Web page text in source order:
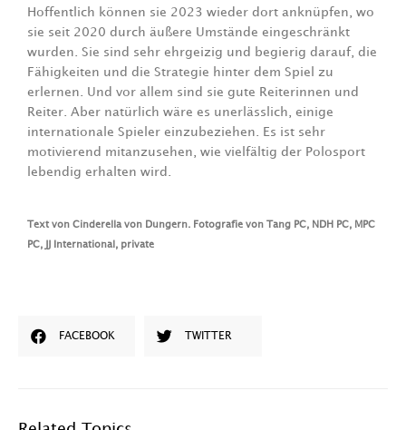
Hoffentlich können sie 2023 wieder dort anknüpfen, wo
sie seit 2020 durch äußere Umstände eingeschränkt
wurden. Sie sind sehr ehrgeizig und begierig darauf, die
Fähigkeiten und die Strategie hinter dem Spiel zu
erlernen. Und vor allem sind sie gute Reiterinnen und
Reiter. Aber natürlich wäre es unerlässlich, einige
internationale Spieler einzubeziehen. Es ist sehr
motivierend mitanzusehen, wie vielfältig der Polosport
lebendig erhalten wird.
Text von Cinderella von Dungern. Fotografie von Tang PC, NDH PC, MPC
PC, JJ International, private
FACEBOOK TWITTER